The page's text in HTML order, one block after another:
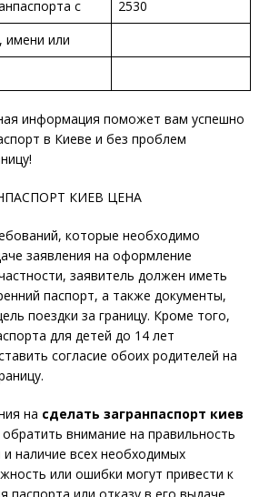
с
2530
имени или
информация поможет вам успешно
в Киеве и без проблем
которые необходимо
заявления на оформление
заявитель должен иметь
паспорт, а также документы,
поездки за границу. Кроме того,
для детей до 14 лет
согласие обоих родителей на
на сделать загранпаспорт киев
внимание на правильность
наличие всех необходимых
или ошибки могут привести к